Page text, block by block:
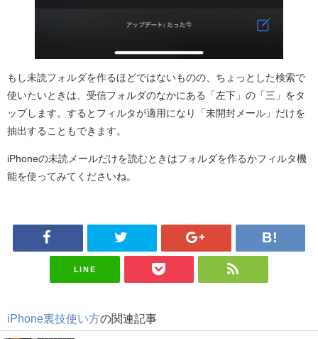
もし未読フォルダを作るほどではないものの、ちょっとした検索で
使いたいときは、受信フォルダのなかにある「左下」の「三」をタ
ップします。するとフィルタが適用になり「未開封メール」だけを
抽出することもできます。
iPhoneの未読メールだけを読むときはフォルダを作るかフィルタ機
能を使ってみてくださいね。
LINE
iPhone裏技使い方の関連記事